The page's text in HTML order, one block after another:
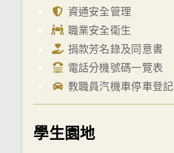
資通安全管理
職業安全衛生
捐款芳名錄及同意書
電話分機號碼一覽表
教職員汽機車停車登記
學生園地